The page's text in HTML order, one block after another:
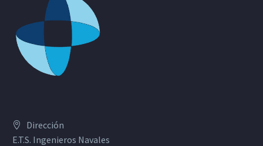
Dirección
E.T.S. Ingenieros Navales